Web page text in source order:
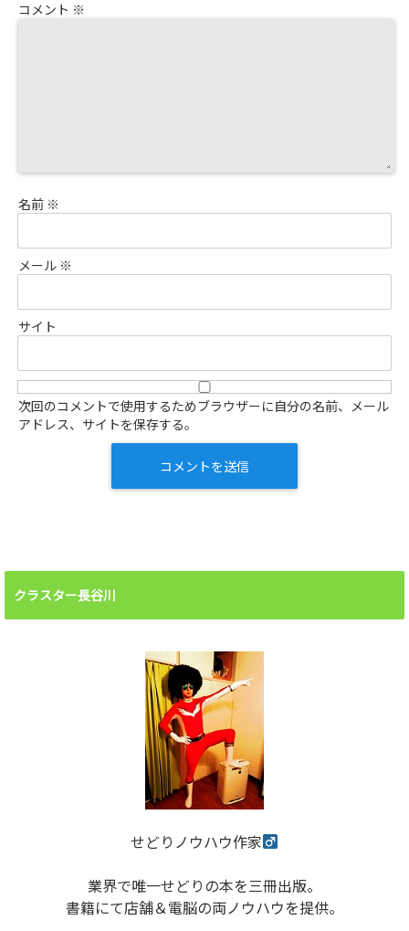
コメント ※
名前 ※
メール ※
サイト
次回のコメントで使用するためブラウザーに自分の名前、メール
アドレス、サイトを保存する。
クラスター長谷川
せどりノウハウ作家
業界で唯一せどりの本を三冊出版。
書籍にて店舗＆電脳の両ノウハウを提供。